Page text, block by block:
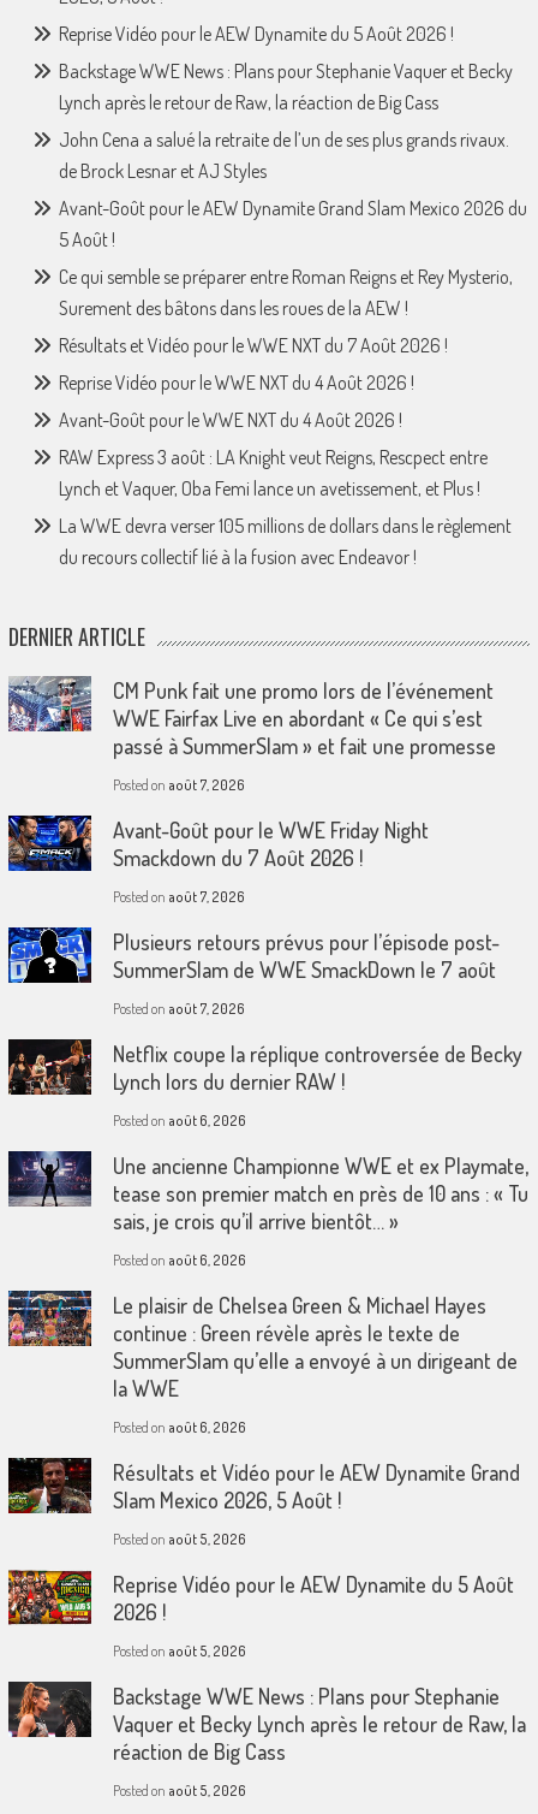
Reprise Vidéo pour le AEW Dynamite du 5 Août 2026 !
Backstage WWE News : Plans pour Stephanie Vaquer et Becky
Lynch après le retour de Raw, la réaction de Big Cass
John Cena a salué la retraite de l’un de ses plus grands rivaux.
de Brock Lesnar et AJ Styles
Avant-Goût pour le AEW Dynamite Grand Slam Mexico 2026 du
5 Août !
Ce qui semble se préparer entre Roman Reigns et Rey Mysterio,
Surement des bâtons dans les roues de la AEW !
Résultats et Vidéo pour le WWE NXT du 7 Août 2026 !
Reprise Vidéo pour le WWE NXT du 4 Août 2026 !
Avant-Goût pour le WWE NXT du 4 Août 2026 !
RAW Express 3 août : LA Knight veut Reigns, Rescpect entre
Lynch et Vaquer, Oba Femi lance un avetissement, et Plus !
La WWE devra verser 105 millions de dollars dans le règlement
du recours collectif lié à la fusion avec Endeavor !
DERNIER ARTICLE
CM Punk fait une promo lors de l’événement
WWE Fairfax Live en abordant « Ce qui s’est
passé à SummerSlam » et fait une promesse
Posted on août 7, 2026
Avant-Goût pour le WWE Friday Night
Smackdown du 7 Août 2026 !
Posted on août 7, 2026
Plusieurs retours prévus pour l’épisode post-
SummerSlam de WWE SmackDown le 7 août
Posted on août 7, 2026
Netflix coupe la réplique controversée de Becky
Lynch lors du dernier RAW !
Posted on août 6, 2026
Une ancienne Championne WWE et ex Playmate,
tease son premier match en près de 10 ans : « Tu
sais, je crois qu’il arrive bientôt… »
Posted on août 6, 2026
Le plaisir de Chelsea Green & Michael Hayes
continue : Green révèle après le texte de
SummerSlam qu’elle a envoyé à un dirigeant de
la WWE
Posted on août 6, 2026
Résultats et Vidéo pour le AEW Dynamite Grand
Slam Mexico 2026, 5 Août !
Posted on août 5, 2026
Reprise Vidéo pour le AEW Dynamite du 5 Août
2026 !
Posted on août 5, 2026
Backstage WWE News : Plans pour Stephanie
Vaquer et Becky Lynch après le retour de Raw, la
réaction de Big Cass
Posted on août 5, 2026